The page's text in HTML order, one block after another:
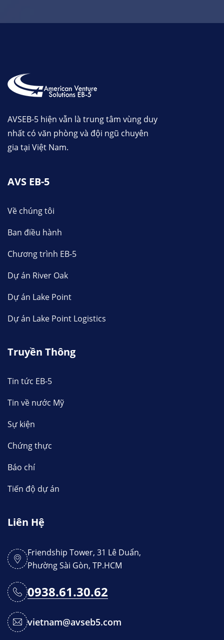
AVSEB-5 hiện vẫn là trung tâm vùng duy
nhất có văn phòng và đội ngũ chuyên
gia tại Việt Nam.
AVS EB-5
Về chúng tôi
Ban điều hành
Chương trình EB-5
Dự án River Oak
Dự án Lake Point
Dự án Lake Point Logistics
Truyền Thông
Tin tức EB-5
Tin về nước Mỹ
Sự kiện
Chứng thực
Báo chí
Tiến độ dự án
Liên Hệ
Friendship Tower, 31 Lê Duẩn,
Phường Sài Gòn, TP.HCM
0938.61.30.62
vietnam@avseb5.com